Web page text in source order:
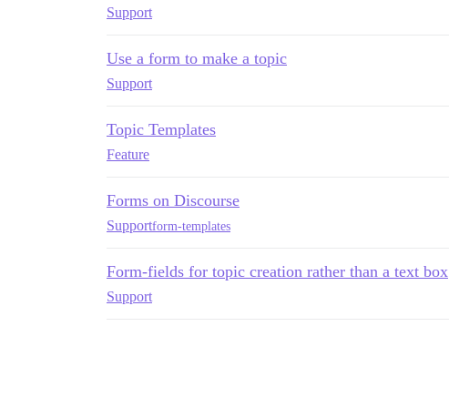
Support
Use a form to make a topic
Support
Topic Templates
Feature
Forms on Discourse
Supportform-templates
Form-fields for topic creation rather than a text box
Support